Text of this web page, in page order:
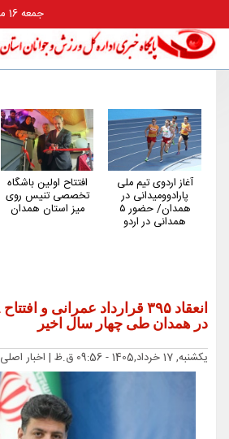
جمعه 16 مرداد 1405
آغاز اردوی تیم ملی
پارادوومیدانی در
همدان/ حضور ۵
همدانی در اردو
افتتاح اولین باشگاه
تخصصی تنیس روی
میز استان همدان
در همدان طی چهار سال اخیر
یکشنبه, 17 خرداد,1405 - 09:56 ق.ظ | اخبار اصلی